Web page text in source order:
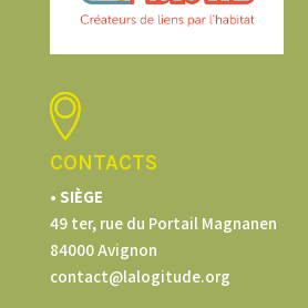
CONTACTS
• SIÈGE
49 ter, rue du Portail Magnanen
84000 Avignon
contact@lalogitude.org